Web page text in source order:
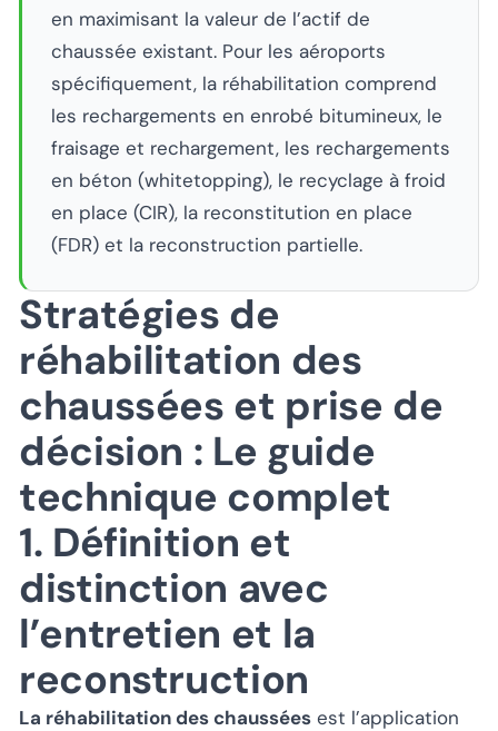
en maximisant la valeur de l’actif de
chaussée existant. Pour les aéroports
spécifiquement, la réhabilitation comprend
les rechargements en enrobé bitumineux, le
fraisage et rechargement, les rechargements
en béton (whitetopping), le recyclage à froid
en place (CIR), la reconstitution en place
(FDR) et la reconstruction partielle.
Stratégies de
réhabilitation des
chaussées et prise de
décision : Le guide
technique complet
1. Définition et
distinction avec
l’entretien et la
reconstruction
La réhabilitation des chaussées est l’application